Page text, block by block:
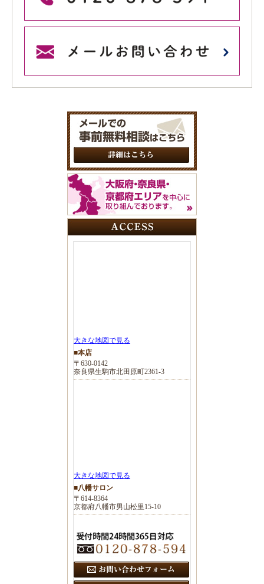
大きな地図で見る
■本店
〒630-0142
奈良県生駒市北田原町2361-3
大きな地図で見る
■八幡サロン
〒614-8364
京都府八幡市男山松里15-10